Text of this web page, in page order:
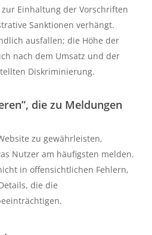
Einhaltung der Vorschriften
Sanktionen verhängt.
ausfallen; die Höhe der
nach dem Umsatz und der
Diskriminierung.
die zu Meldungen
zu gewährleisten,
Nutzer am häufigsten melden.
in offensichtlichen Fehlern,
die die